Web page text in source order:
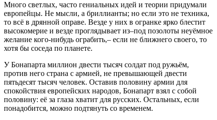
Много светлых, часто гениальных идей и теории придумали
европейцы. Не мысли, а бриллианты; но если это не техника,
то всё в дрянной оправе. Везде у них в огранке ярко блестит
высокомерие и везде проглядывает из–под позолоты неуёмное
желание кого-нибудь ограбить,– если не ближнего своего, то
хотя бы соседа по планете.
У Бонапарта миллион двести тысяч солдат под ружьём,
против него страна с армией, не превышающей двести
пятьдесят тысяч человек. Оставив половину армии для
спокойствия европейских народов, Бонапарт взял с собой
половину: её за глаза хватит для русских. Остальных, если
понадобится, можно подтянуть со временем.